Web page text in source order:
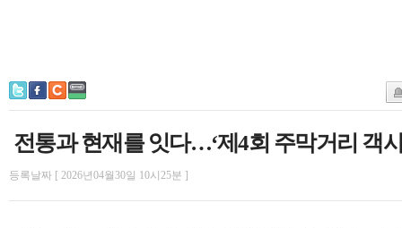
전통과 현재를 잇다…‘제4회 주막거리 객
등록날짜 [ 2026년04월30일 10시25분 ]